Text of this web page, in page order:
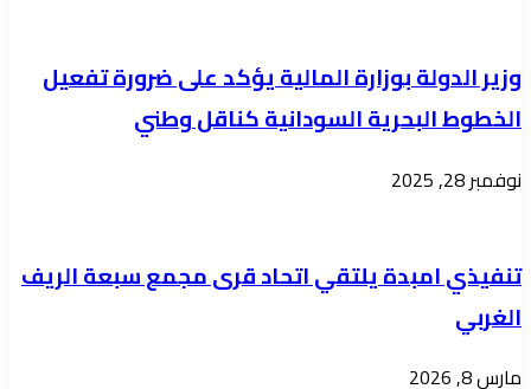
سجن
كوبر
بنيالا
في
ولايه
نهر
النيل
وزير الدولة بوزارة المالية يؤكد على ضرورة تفعيل
الخطوط البحرية السودانية كناقل وطني
نوفمبر 28, 2025
تنفيذي امبدة يلتقي اتحاد قرى مجمع سبعة الريف
الغربي
مارس 8, 2026